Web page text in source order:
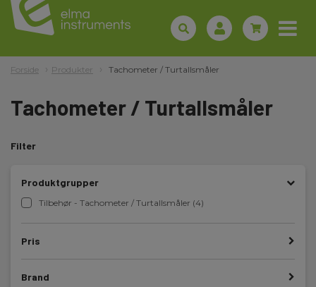
Forside Produkter Tachometer / Turtallsmåler
Tachometer / Turtallsmåler
Filter
Produktgrupper
Tilbehør - Tachometer / Turtallsmåler (4)
Pris
Brand